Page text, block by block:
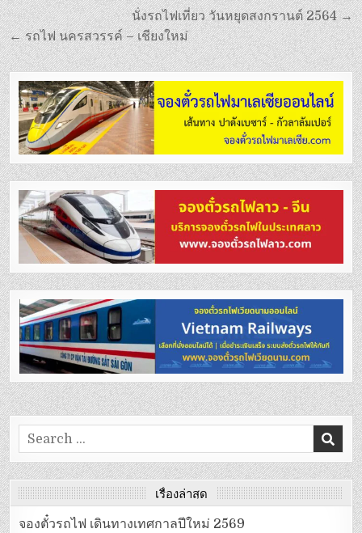
แนะแนว
เรื่อง
นั่งรถไฟเที่ยว วันหยุดสงกรานต์ 2564 →
← รถไฟ นครสวรรค์ – เชียงใหม่
Search
for:
เรื่องล่าสุด
จองตั๋วรถไฟ เดินทางเทศกาลปีใหม่ 2569